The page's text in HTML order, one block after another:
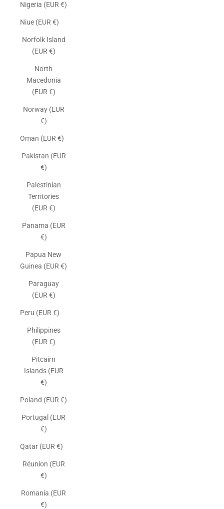
Nigeria (EUR €)
Niue (EUR €)
Norfolk Island
(EUR €)
North
Macedonia
(EUR €)
Norway (EUR
€)
Oman (EUR €)
Pakistan (EUR
€)
Palestinian
Territories
(EUR €)
Panama (EUR
€)
Papua New
Guinea (EUR €)
Paraguay
(EUR €)
Peru (EUR €)
Philippines
(EUR €)
Pitcairn
Islands (EUR
€)
Poland (EUR €)
Portugal (EUR
€)
Qatar (EUR €)
Réunion (EUR
€)
Romania (EUR
€)